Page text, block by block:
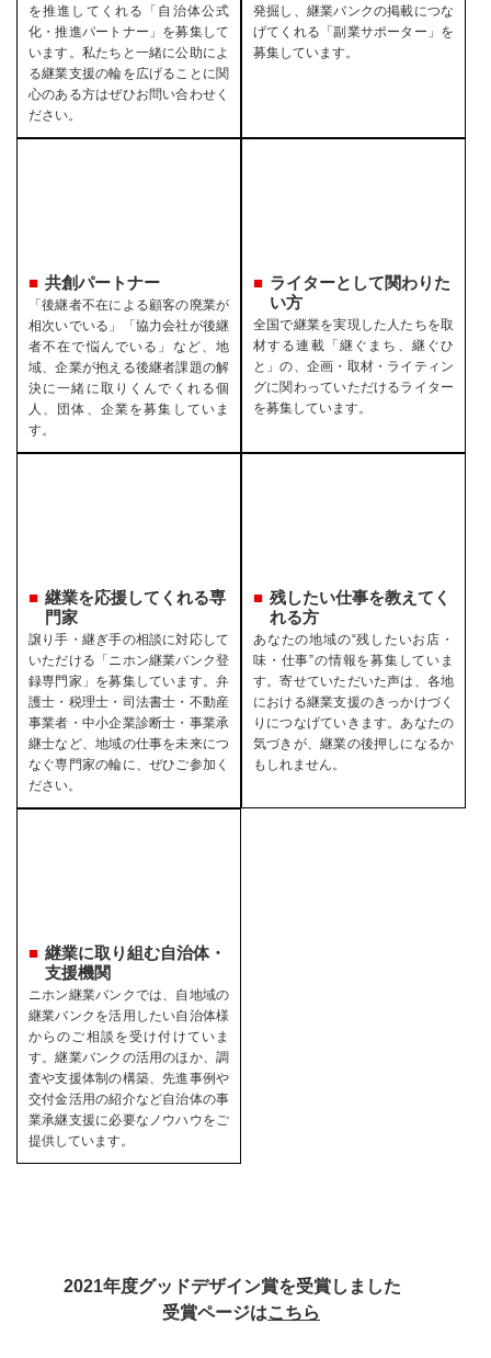
を推進してくれる「自治体公式
化・推進パートナー」を募集して
います。私たちと一緒に公助によ
る継業支援の輪を広げることに関
心のある方はぜひお問い合わせく
ださい。
発掘し、継業バンクの掲載につな
げてくれる「副業サポーター」を
募集しています。
共創パートナー
「後継者不在による顧客の廃業が
相次いでいる」「協力会社が後継
者不在で悩んでいる」など、地
域、企業が抱える後継者課題の解
決に一緒に取りくんでくれる個
人、団体、企業を募集していま
す。
ライターとして関わりた
い方
全国で継業を実現した人たちを取
材する連載「継ぐまち、継ぐひ
と」の、企画・取材・ライティン
グに関わっていただけるライター
を募集しています。
継業を応援してくれる専
門家
譲り手・継ぎ手の相談に対応して
いただける「ニホン継業バンク登
録専門家」を募集しています。弁
護士・税理士・司法書士・不動産
事業者・中小企業診断士・事業承
継士など、地域の仕事を未来につ
なぐ専門家の輪に、ぜひご参加く
ださい。
残したい仕事を教えてく
れる方
あなたの地域の“残したいお店・
味・仕事”の情報を募集していま
す。寄せていただいた声は、各地
における継業支援のきっかけづく
りにつなげていきます。あなたの
気づきが、継業の後押しになるか
もしれません。
継業に取り組む自治体・
支援機関
ニホン継業バンクでは、自地域の
継業バンクを活用したい自治体様
からのご相談を受け付けていま
す。継業バンクの活用のほか、調
査や支援体制の構築、先進事例や
交付金活用の紹介など自治体の事
業承継支援に必要なノウハウをご
提供しています。
2021年度グッドデザイン賞を受賞しました
受賞ページはこちら